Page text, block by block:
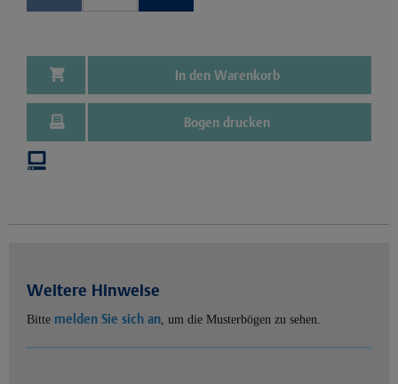
In den Warenkorb
Bogen drucken
Weitere Hinweise
Bitte melden Sie sich an, um die Musterbögen zu sehen.